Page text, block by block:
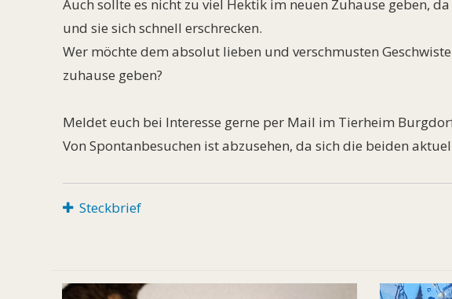
Auch sollte es nicht zu viel Hektik im neuen Zuhause geben,
und sie sich schnell erschrecken.
Wer möchte dem absolut lieben und verschmusten
zuhause geben?
Meldet euch bei Interesse gerne per Mail im Tierheim
Von Spontanbesuchen ist abzusehen, da sich die beiden
Steckbrief